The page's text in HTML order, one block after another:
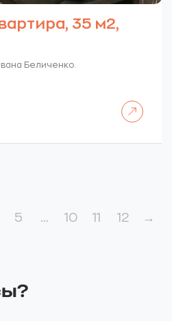
35 м2,
Беличенко.
5 10 11 12 →